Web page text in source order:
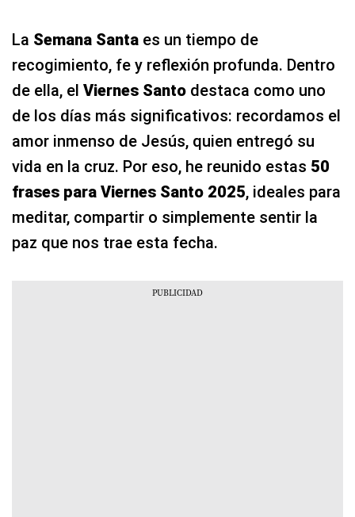
La Semana Santa es un tiempo de
recogimiento, fe y reflexión profunda. Dentro
de ella, el Viernes Santo destaca como uno
de los días más significativos: recordamos el
amor inmenso de Jesús, quien entregó su
vida en la cruz. Por eso, he reunido estas 50
frases para Viernes Santo 2025, ideales para
meditar, compartir o simplemente sentir la
paz que nos trae esta fecha.